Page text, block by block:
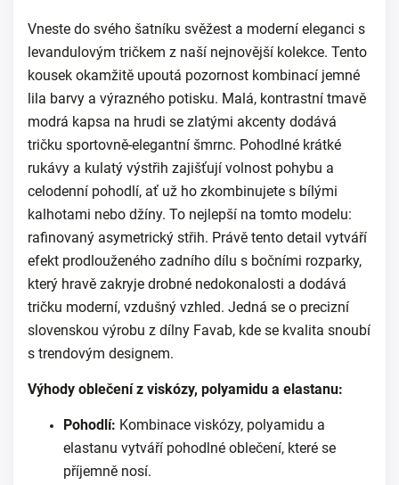
Vneste do svého šatníku svěžest a moderní eleganci s
levandulovým tričkem z naší nejnovější kolekce. Tento
kousek okamžitě upoutá pozornost kombinací jemné
lila barvy a výrazného potisku. Malá, kontrastní tmavě
modrá kapsa na hrudi se zlatými akcenty dodává
tričku sportovně-elegantní šmrnc. Pohodlné krátké
rukávy a kulatý výstřih zajišťují volnost pohybu a
celodenní pohodlí, ať už ho zkombinujete s bílými
kalhotami nebo džíny. To nejlepší na tomto modelu:
rafinovaný asymetrický střih. Právě tento detail vytváří
efekt prodlouženého zadního dílu s bočními rozparky,
který hravě zakryje drobné nedokonalosti a dodává
tričku moderní, vzdušný vzhled. Jedná se o precizní
slovenskou výrobu z dílny Favab, kde se kvalita snoubí
s trendovým designem.
Výhody oblečení z viskózy, polyamidu a elastanu:
Pohodlí: Kombinace viskózy, polyamidu a
elastanu vytváří pohodlné oblečení, které se
příjemně nosí.